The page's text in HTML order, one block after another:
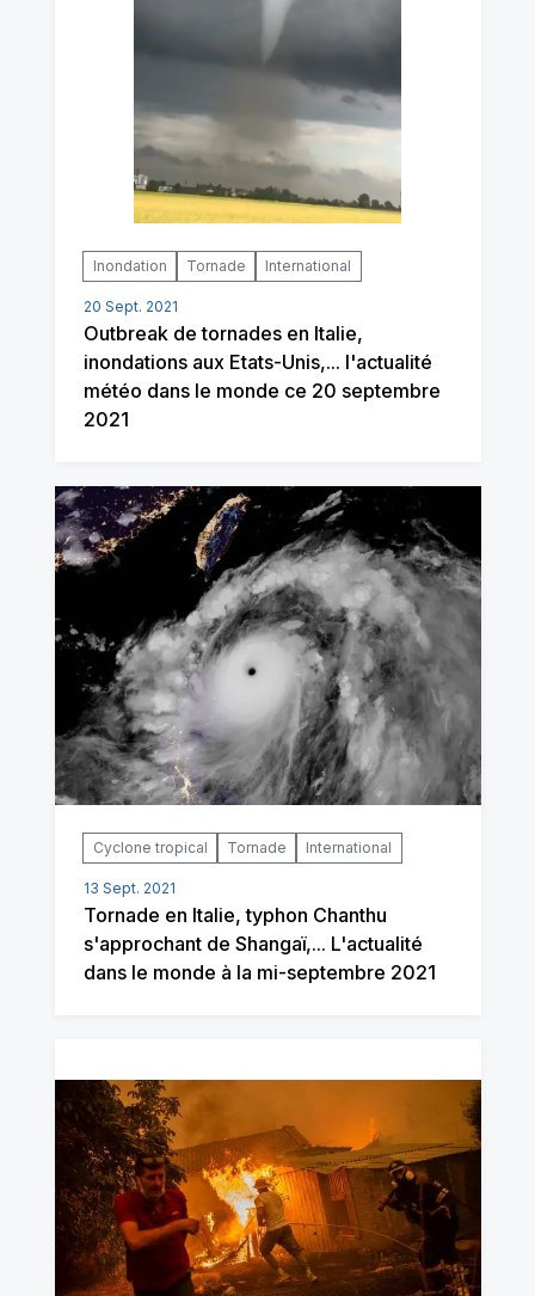
Inondation Tornade International
20 Sept. 2021
Outbreak de tornades en Italie,
inondations aux Etats-Unis,... l'actualité
météo dans le monde ce 20 septembre
2021
Cyclone tropical Tornade International
13 Sept. 2021
Tornade en Italie, typhon Chanthu
s'approchant de Shangaï,... L'actualité
dans le monde à la mi-septembre 2021